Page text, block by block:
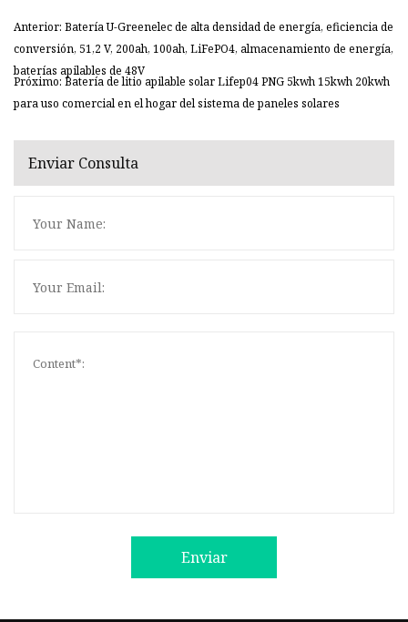
Anterior: Batería U-Greenelec de alta densidad de energía, eficiencia de
conversión, 51,2 V, 200ah, 100ah, LiFePO4, almacenamiento de energía,
baterías apilables de 48V
Próximo: Batería de litio apilable solar Lifep04 PNG 5kwh 15kwh 20kwh
para uso comercial en el hogar del sistema de paneles solares
Enviar Consulta
Enviar